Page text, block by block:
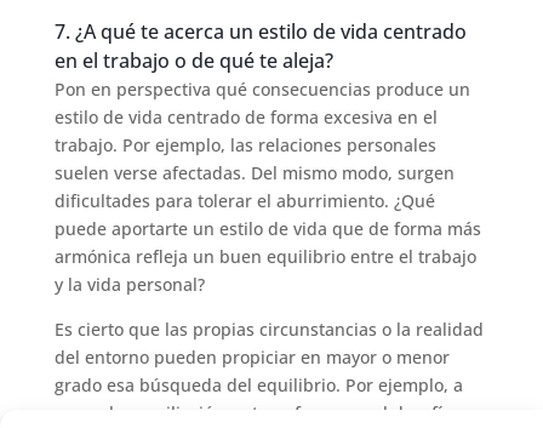
7. ¿A qué te acerca un estilo de vida centrado
en el trabajo o de qué te aleja?
Pon en perspectiva qué consecuencias produce un
estilo de vida centrado de forma excesiva en el
trabajo. Por ejemplo, las relaciones personales
suelen verse afectadas. Del mismo modo, surgen
dificultades para tolerar el aburrimiento. ¿Qué
puede aportarte un estilo de vida que de forma más
armónica refleja un buen equilibrio entre el trabajo
y la vida personal?
Es cierto que las propias circunstancias o la realidad
del entorno pueden propiciar en mayor o menor
grado esa búsqueda del equilibrio. Por ejemplo, a
veces, la conciliación se transforma en el desafío